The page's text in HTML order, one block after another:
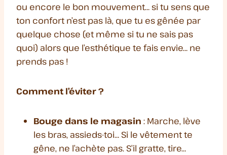
ou encore le bon mouvement… si tu sens que
ton confort n’est pas là, que tu es gênée par
quelque chose (et même si tu ne sais pas
quoi) alors que l’esthétique te fais envie… ne
prends pas !
Comment l’éviter ?
Bouge dans le magasin : Marche, lève
les bras, assieds-toi… Si le vêtement te
gêne, ne l’achète pas. S’il gratte, tire…